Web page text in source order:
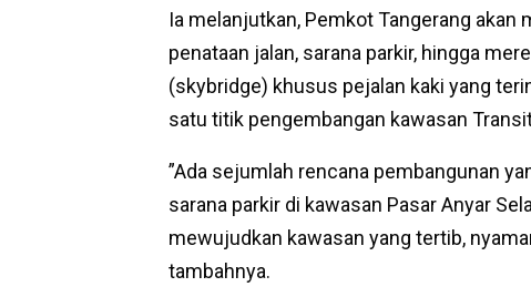
Ia melanjutkan, Pemkot Tangerang
penataan jalan, sarana parkir, hingga
(skybridge) khusus pejalan kaki yang
satu titik pengembangan kawasan
”Ada sejumlah rencana pembangunan
sarana parkir di kawasan Pasar Anyar
mewujudkan kawasan yang tertib,
tambahnya.